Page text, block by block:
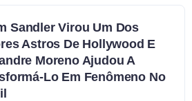
Sandler Virou Um Dos
Astros De Hollywood E
Moreno Ajudou A
Lo Em Fenômeno No